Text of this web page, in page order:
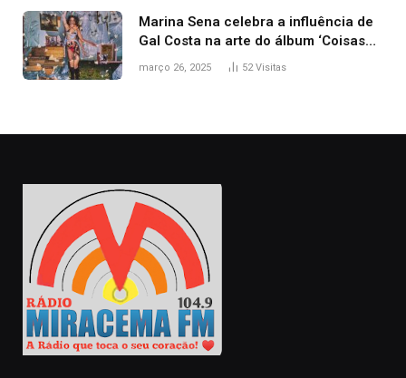
Marina Sena celebra a influência de
Gal Costa na arte do álbum ‘Coisas
naturais’
março 26, 2025 52Visitas